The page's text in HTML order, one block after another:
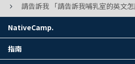
請告訴我 「請告訴我哺乳室的英文怎
NativeCamp.
指南